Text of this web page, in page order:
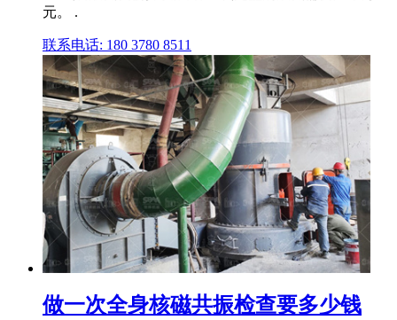
元。 .
联系电话: 180 3780 8511
做一次全身核磁共振检查要多少钱